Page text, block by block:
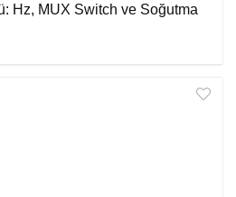
Hz, MUX Switch ve Soğutma